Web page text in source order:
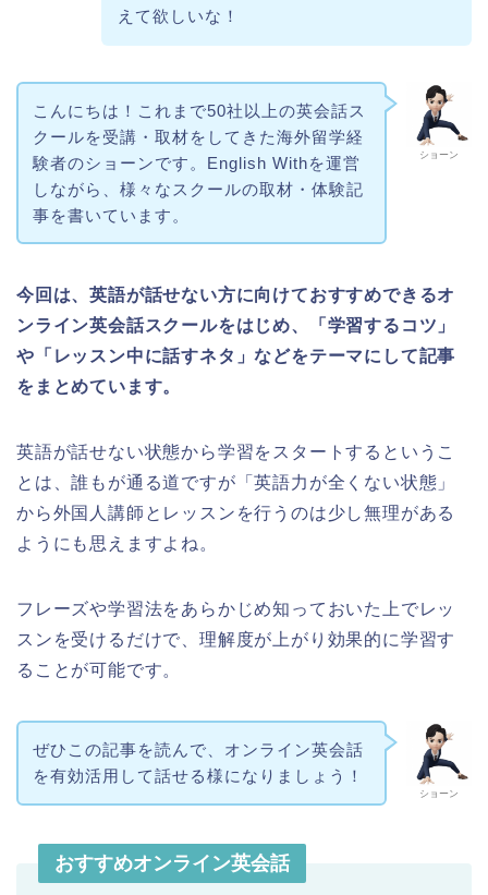
えて欲しいな！
ショーン
こんにちは！これまで50社以上の英会話ス
クールを受講・取材をしてきた海外留学経
験者のショーンです。English Withを運営
しながら、様々なスクールの取材・体験記
事を書いています。
今回は、英語が話せない方に向けておすすめできるオ
ンライン英会話スクールをはじめ、「学習するコツ」
や「レッスン中に話すネタ」などをテーマにして記事
をまとめています。
英語が話せない状態から学習をスタートするというこ
とは、誰もが通る道ですが「英語力が全くない状態」
から外国人講師とレッスンを行うのは少し無理がある
ようにも思えますよね。
フレーズや学習法をあらかじめ知っておいた上でレッ
スンを受けるだけで、理解度が上がり効果的に学習す
ることが可能です。
ショーン
ぜひこの記事を読んで、オンライン英会話
を有効活用して話せる様になりましょう！
おすすめオンライン英会話